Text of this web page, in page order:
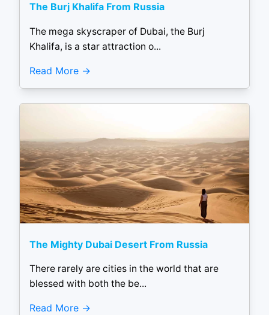
The Burj Khalifa From Russia
The mega skyscraper of Dubai, the Burj
Khalifa, is a star attraction o...
Read More
The Mighty Dubai Desert From Russia
There rarely are cities in the world that are
blessed with both the be...
Read More